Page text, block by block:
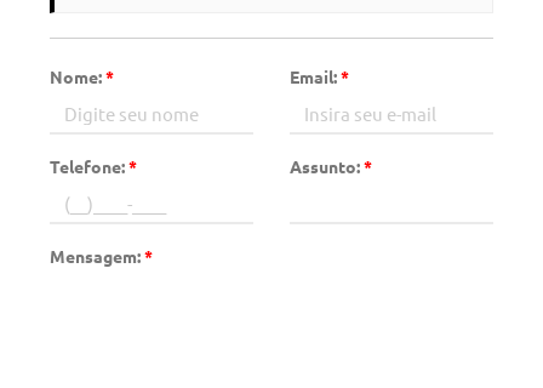
Nome:* Email:*
Telefone:* Assunto:*
Mensagem:*